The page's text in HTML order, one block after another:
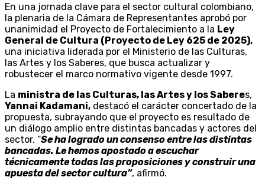
En una jornada clave para el sector cultural colombiano,
la plenaria de la Cámara de Representantes aprobó por
unanimidad el Proyecto de Fortalecimiento a la Ley
General de Cultura (Proyecto de Ley 625 de 2025),
una iniciativa liderada por el Ministerio de las Culturas,
las Artes y los Saberes, que busca actualizar y
robustecer el marco normativo vigente desde 1997.
La ministra de las Culturas, las Artes y los Saberes,
Yannai Kadamani, destacó el carácter concertado de la
propuesta, subrayando que el proyecto es resultado de
un diálogo amplio entre distintas bancadas y actores del
sector. “Se ha logrado un consenso entre las distintas
bancadas. Le hemos apostado a escuchar
técnicamente todas las proposiciones y construir una
apuesta del sector cultura”, afirmó.